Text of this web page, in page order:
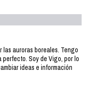
las auroras boreales. Tengo
perfecto. Soy de Vigo, por lo
ideas e información